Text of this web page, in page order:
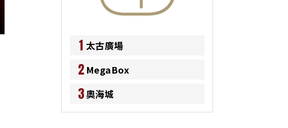
1 太古廣場
2 MegaBox
3奧海城